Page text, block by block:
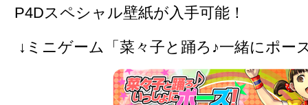
P4Dスペシャル壁紙が入手可能 ！
↓ミニゲーム「菜々子と踊ろ♪一緒にポー